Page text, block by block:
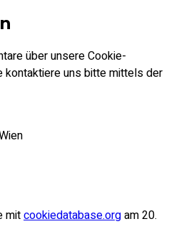
über unsere Cookie-
kontaktiere uns bitte mittels der
mitcookiedatabase.orgam 20.